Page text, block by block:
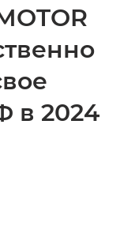
в 2024